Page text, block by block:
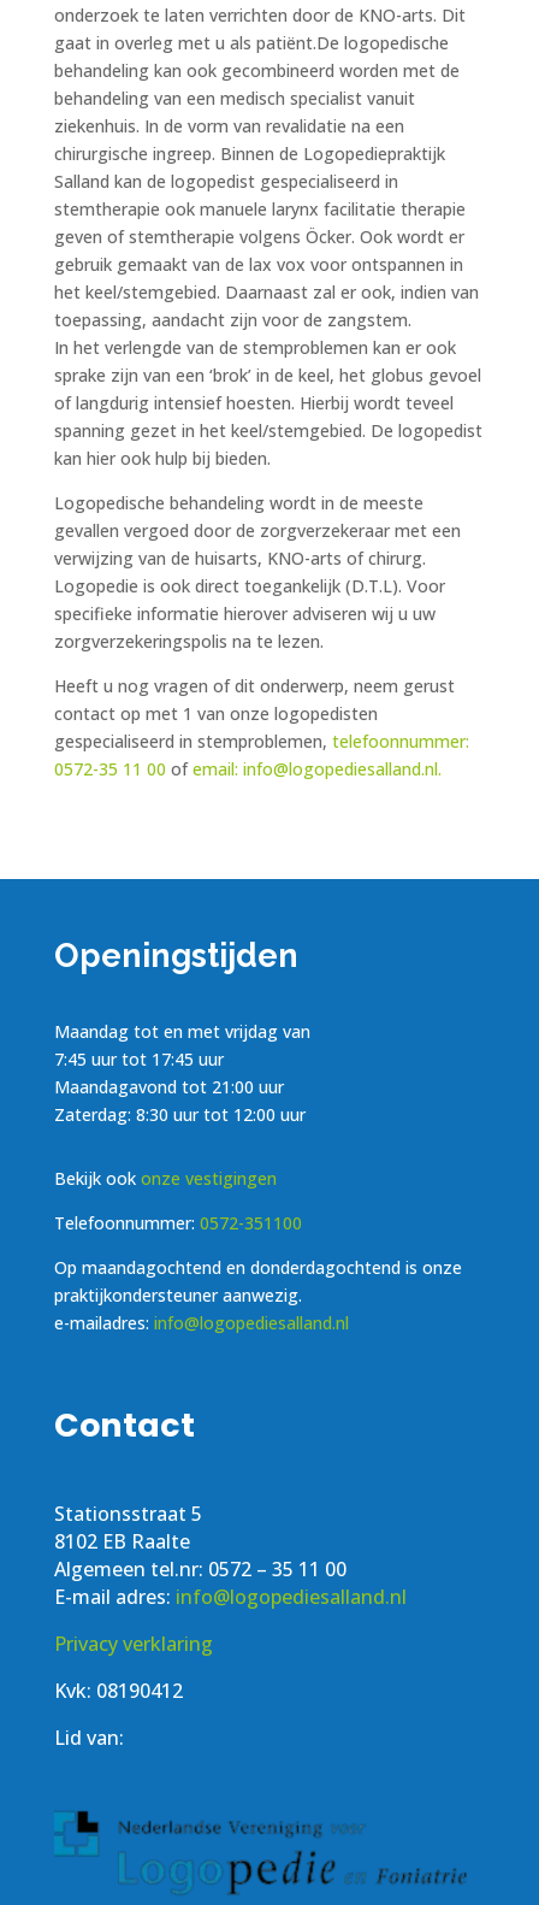
onderzoek te laten verrichten door de KNO-arts. Dit
gaat in overleg met u als patiënt.De logopedische
behandeling kan ook gecombineerd worden met de
behandeling van een medisch specialist vanuit
ziekenhuis. In de vorm van revalidatie na een
chirurgische ingreep. Binnen de Logopediepraktijk
Salland kan de logopedist gespecialiseerd in
stemtherapie ook manuele larynx facilitatie therapie
geven of stemtherapie volgens Öcker. Ook wordt er
gebruik gemaakt van de lax vox voor ontspannen in
het keel/stemgebied. Daarnaast zal er ook, indien van
toepassing, aandacht zijn voor de zangstem.
In het verlengde van de stemproblemen kan er ook
sprake zijn van een ‘brok’ in de keel, het globus gevoel
of langdurig intensief hoesten. Hierbij wordt teveel
spanning gezet in het keel/stemgebied. De logopedist
kan hier ook hulp bij bieden.
Logopedische behandeling wordt in de meeste
gevallen vergoed door de zorgverzekeraar met een
verwijzing van de huisarts, KNO-arts of chirurg.
Logopedie is ook direct toegankelijk (D.T.L). Voor
specifieke informatie hierover adviseren wij u uw
zorgverzekeringspolis na te lezen.
Heeft u nog vragen of dit onderwerp, neem gerust
contact op met 1 van onze logopedisten
gespecialiseerd in stemproblemen, telefoonnummer:
0572-35 11 00 ofemail: info@logopediesalland.nl.
Openingstijden
Maandag tot en met vrijdag van
7:45 uur tot 17:45 uur
Maandagavond tot 21:00 uur
Zaterdag: 8:30 uur tot 12:00 uur
Bekijk ook onze vestigingen
Telefoonnummer: 0572-351100
Op maandagochtend en donderdagochtend is onze
praktijkondersteuner aanwezig.
e-mailadres: info@logopediesalland.nl
Contact
Stationsstraat 5
8102 EB Raalte
Algemeen tel.nr: 0572 – 35 11 00
E-mail adres: info@logopediesalland.nl
Privacy verklaring
Kvk: 08190412
Lid van: